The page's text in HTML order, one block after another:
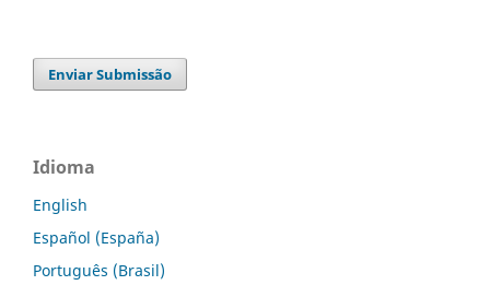
Enviar Submissão
Idioma
English
Español (España)
Português (Brasil)